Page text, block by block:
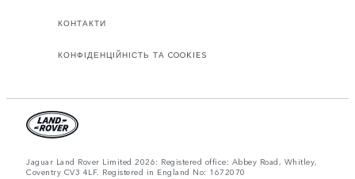
КОНТАКТИ
КОНФІДЕНЦІЙНІСТЬ ТА COOKIES
Jaguar Land Rover Limited 2026: Registered office: Abbey Road, Whitley,
Coventry CV3 4LF. Registered in England No: 1672070